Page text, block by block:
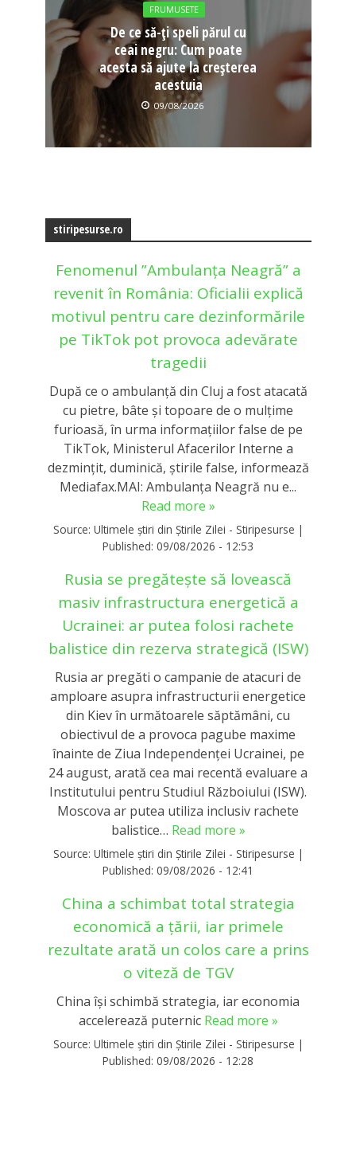
FRUMUSETE
De ce să-ți speli părul cu
ceai negru: Cum poate
acesta să ajute la creșterea
acestuia
09/08/2026
stiripesurse.ro
Fenomenul ”Ambulanța Neagră” a
revenit în România: Oficialii explică
motivul pentru care dezinformările
pe TikTok pot provoca adevărate
tragedii
După ce o ambulanță din Cluj a fost atacată
cu pietre, bâte și topoare de o mulțime
furioasă, în urma informațiilor false de pe
TikTok, Ministerul Afacerilor Interne a
dezmințit, duminică, știrile false, informează
Mediafax.MAI: Ambulanța Neagră nu e...
Read more »
Source: Ultimele știri din Știrile Zilei - Stiripesurse |
Published: 09/08/2026 - 12:53
Rusia se pregătește să lovească
masiv infrastructura energetică a
Ucrainei: ar putea folosi rachete
balistice din rezerva strategică (ISW)
Rusia ar pregăti o campanie de atacuri de
amploare asupra infrastructurii energetice
din Kiev în următoarele săptămâni, cu
obiectivul de a provoca pagube maxime
înainte de Ziua Independenței Ucrainei, pe
24 august, arată cea mai recentă evaluare a
Institutului pentru Studiul Războiului (ISW).
Moscova ar putea utiliza inclusiv rachete
balistice… Read more »
Source: Ultimele știri din Știrile Zilei - Stiripesurse |
Published: 09/08/2026 - 12:41
China a schimbat total strategia
economică a țării, iar primele
rezultate arată un colos care a prins
o viteză de TGV
China își schimbă strategia, iar economia
accelerează puternic Read more »
Source: Ultimele știri din Știrile Zilei - Stiripesurse |
Published: 09/08/2026 - 12:28